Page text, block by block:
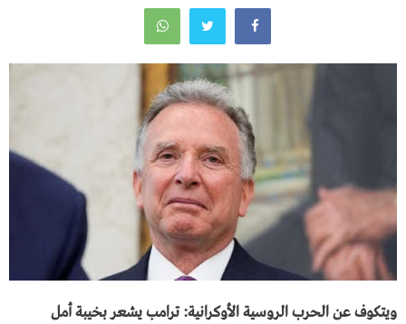
ويتكوف عن الحرب الروسية الأوكرانية: ترامب يشعر بخيبة أمل